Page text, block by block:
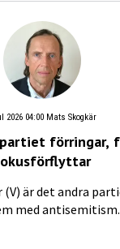
2026 04:00 Mats Skogkär
förringar,
är det andra
med antisemitism.